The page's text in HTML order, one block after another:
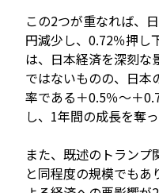
この2つが重なれば、
円減少し、0.72％押し
は、日本経済を深刻な
ではないものの、日本
率である＋0.5％～＋
し、1年間の成長を奪
また、既述のトラン
と同程度の規模でもあ